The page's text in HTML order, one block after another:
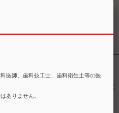
認してからご使用ください。
を発揮
組み合わせたHydro Ag＋技術に
後も持続的に微生物の増殖を抑
医師、歯科技工士、歯科衛生士等の医
ありません。